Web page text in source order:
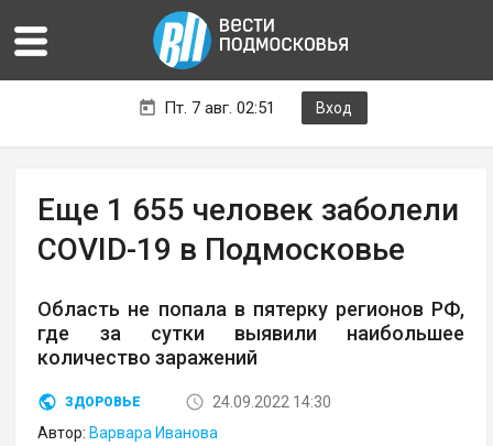
Пт. 7 авг. 02:51 Вход
Еще 1 655 человек заболели
COVID-19 в Подмосковье
Область не попала в пятерку регионов РФ,
где за сутки выявили наибольшее
количество заражений
ЗДОРОВЬЕ
24.09.2022 14:30
Автор: Варвара Иванова